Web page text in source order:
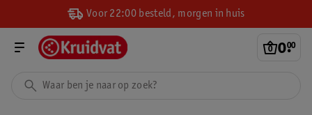
Voor 22:00 besteld, morgen in huis
0.
00